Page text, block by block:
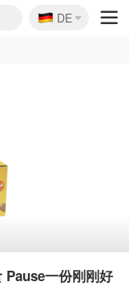
🇩🇪
DE
一份刚刚好